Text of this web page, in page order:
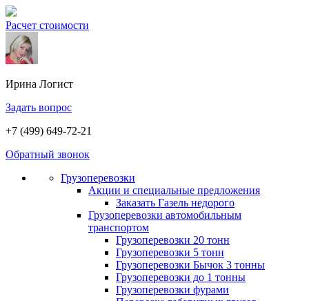
Расчет стоимости
Ирина Логист
Задать вопрос
+7 (499) 649-72-21
Обратный звонок
Грузоперевозки
Акции и специальные предложения
Заказать Газель недорого
Грузоперевозки автомобильным
транспортом
Грузоперевозки 20 тонн
Грузоперевозки 5 тонн
Грузоперевозки Бычок 3 тонны
Грузоперевозки до 1 тонны
Грузоперевозки фурами